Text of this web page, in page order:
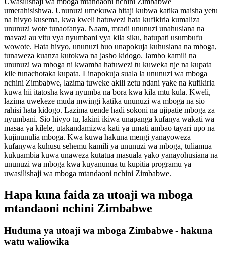
umerahisishwa. Ununuzi umekuwa hitaji kubwa katika maisha yetu
na hivyo kusema, kwa kweli hatuwezi hata kufikiria kumaliza
ununuzi wote tunaofanya. Naam, mradi ununuzi unahusiana na
mavazi au vitu vya nyumbani vya kila siku, hatupati usumbufu
wowote. Hata hivyo, ununuzi huo unapokuja kuhusiana na mboga,
tunaweza kuanza kutokwa na jasho kidogo. Jambo kamili na
ununuzi wa mboga ni kwamba hatuwezi tu kuweka nje na kupata
kile tunachotaka kupata. Linapokuja suala la ununuzi wa mboga
nchini Zimbabwe, lazima tuweke akili zetu ndani yake na kufikiria
kuwa hii itatosha kwa nyumba na bora kwa kila mtu kula. Kweli,
lazima uwekeze muda mwingi katika ununuzi wa mboga na sio
rahisi hata kidogo. Lazima uende hadi sokoni na ujipatie mboga za
nyumbani. Sio hivyo tu, lakini ikiwa unapanga kufanya wakati wa
masaa ya kilele, utakandamizwa kati ya umati ambao tayari upo na
kujinunulia mboga. Kwa kuwa hakuna mengi yanayoweza
kufanywa kuhusu sehemu kamili ya ununuzi wa mboga, tuliamua
kukuambia kuwa unaweza kutatua masuala yako yanayohusiana na
ununuzi wa mboga kwa kuyanunua tu kupitia programu ya
uwasilishaji wa mboga mtandaoni nchini Zimbabwe.
Hapa kuna faida za utoaji wa mboga
mtandaoni nchini Zimbabwe
Huduma ya utoaji wa mboga Zimbabwe - hakuna
watu waliowika